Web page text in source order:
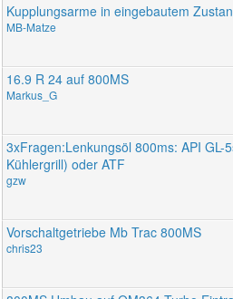
Kupplungsarme in eingebautem
MB-Matze
16.9 R 24 auf 800MS
Markus_G
3xFragen:Lenkungsöl 800ms: API GL-
Kühlergrill) oder ATF
gzw
Vorschaltgetriebe Mb Trac 800MS
chris23